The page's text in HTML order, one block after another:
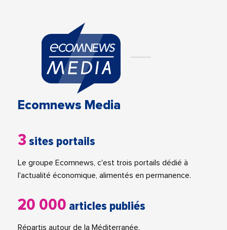
Ecomnews Media
3 sites portails
Le groupe Ecomnews, c'est trois portails dédié à
l'actualité économique, alimentés en permanence.
20 000 articles publiés
Répartis autour de la Méditerranée.